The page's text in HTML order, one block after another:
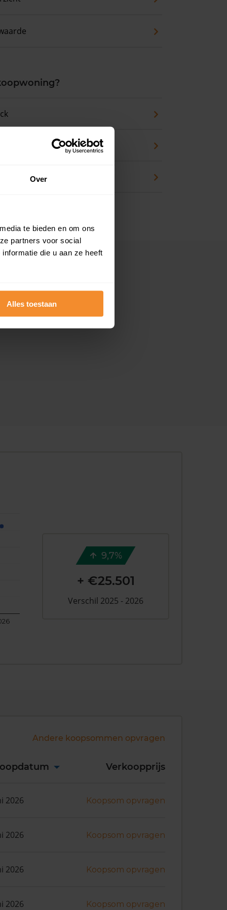
Over
te bieden en om ons
partners voor social
die u aan ze heeft
Alles toestaan
9,7%
+ €25.501
Verschil 2025 - 2026
Andere koopsommen opvragen
Verkoopprijs
2026 Koopsom opvragen
2026 Koopsom opvragen
2026 Koopsom opvragen
2026 Koopsom opvragen